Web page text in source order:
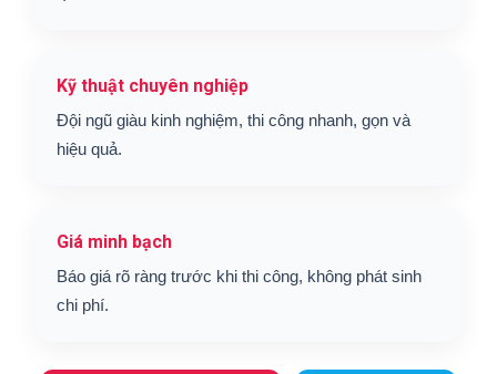
Kỹ thuật chuyên nghiệp
Đội ngũ giàu kinh nghiệm, thi công nhanh, gọn và
hiệu quả.
Giá minh bạch
Báo giá rõ ràng trước khi thi công, không phát sinh
chi phí.